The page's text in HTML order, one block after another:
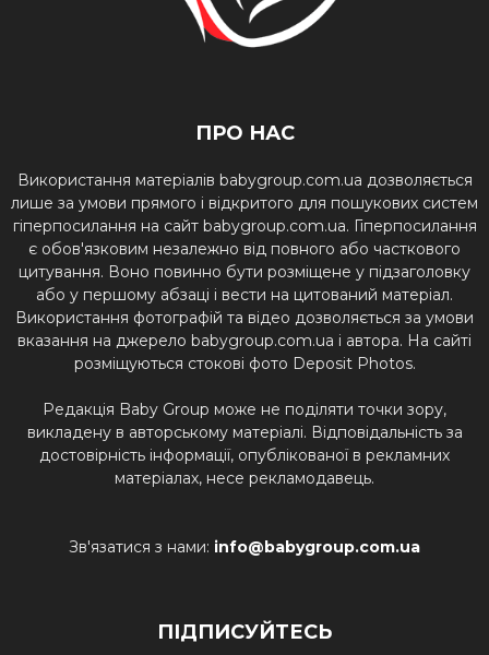
ПРО НАС
Використання матеріалів babygroup.com.ua дозволяється
лише за умови прямого і відкритого для пошукових систем
гіперпосилання на сайт babygroup.com.ua. Гіперпосилання
є обов'язковим незалежно від повного або часткового
цитування. Воно повинно бути розміщене у підзаголовку
або у першому абзаці і вести на цитований матеріал.
Використання фотографій та відео дозволяється за умови
вказання на джерело babygroup.com.ua і автора. На сайті
розміщуються стокові фото Deposit Photos.
Редакція Baby Group може не поділяти точки зору,
викладену в авторському матеріалі. Відповідальність за
достовірність інформації, опублікованої в рекламних
матеріалах, несе рекламодавець.
Зв'язатися з нами: info@babygroup.com.ua
ПІДПИСУЙТЕСЬ